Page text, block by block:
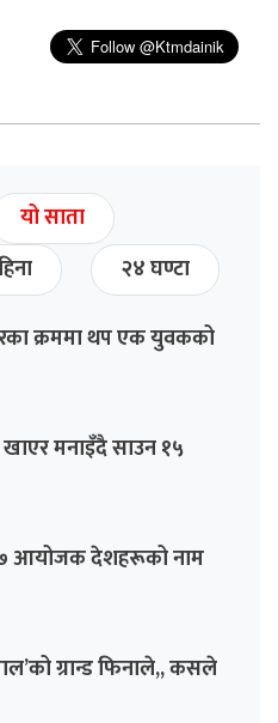
यो साता
२४ घण्टा
क्रममा थप एक युवकको
मनाइँदै साउन १५
आयोजक देशहरूको नाम
ग्रान्ड फिनाले,, कसले